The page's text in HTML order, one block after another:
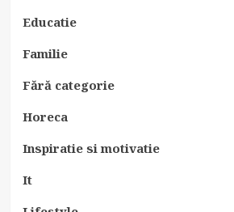
Educatie
Familie
Fără categorie
Horeca
Inspiratie si motivatie
It